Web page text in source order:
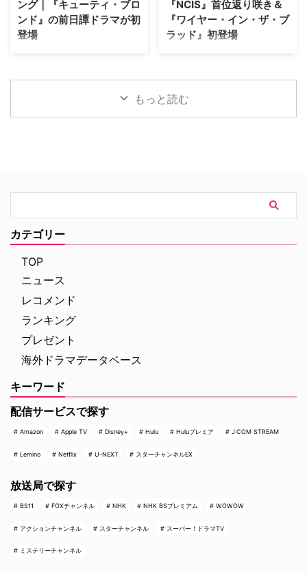
章：七王国戦記【U-NEXT独占】
ハドソン＆レックス ～セントジ
ョンズ警察シェパード犬刑事 シ
1【U-N …
支持を集めた注目の10作品を一
挙に振り返る。 SAMANSA 2026
年上半期ランキング 今期のラン
『1/96』『ストレンジ』
ング｜『キューティ・ブロ
ンド』の前日譚ドラマが初
登場
全米で配信中の海外ドラマおよび
ティショー含む）におけるランキ
ングトップ10（ニールセン調
べ）が発表された。「オリジナル
ドラマ」「非オリジナルドラマ
月5日（日）までの順位は以下の
通り。 ドラマ（オリジナル）
『Love Island USA（原題）』
（Peacock／計277話）…19億
『NCIS』首位返り咲き＆
『ワイヤー・イン・ザ・ブ
ラッド』初登場
オンライン動画配信サービス
21日（火）までの週間ランキング
を発表した。海外ドラマ部門で
は、『NCIS ～ネイビー犯罪捜査
班』が再び首位奪還したほか、ア
散らす熱いランキングとなった。
※各ランキングの順位変動は、前
の比較で、（↑）（NEW）など
もっと読む
カテゴリー
TOP
ニュース
レコメンド
ランキング
プレゼント
海外ドラマデータベース
キーワード
配信サービスで探す
Amazon Apple TV Disney+ Hulu Huluプレミア J:COM STREAM
Lemino Netflix U-NEXT スターチャンネルEX
放送局で探す
BS11 FOXチャンネル NHK NHK BSプレミアム WOWOW
アクションチャンネル スターチャンネル スーパー！ドラマTV
ミステリーチャンネル